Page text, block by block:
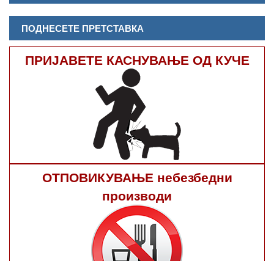
ПОДНЕСЕТЕ ПРЕТСТАВКА
ПРИЈАВЕТЕ КАСНУВАЊЕ ОД КУЧЕ
ОТПОВИКУВАЊЕ небезбедни
производи